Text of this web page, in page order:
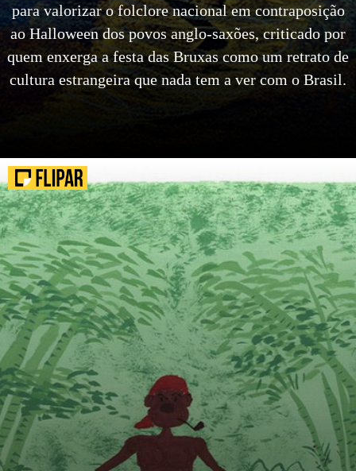
para valorizar o folclore nacional em contraposição
ao Halloween dos povos anglo-saxões, criticado por
quem enxerga a festa das Bruxas como um retrato de
cultura estrangeira que nada tem a ver com o Brasil.